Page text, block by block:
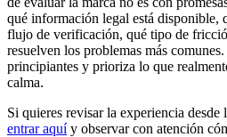
qué información legal está disponible,
flujo de verificación, qué tipo de
resuelven los problemas más
principiantes y prioriza lo que
calma.
Si quieres revisar la experiencia
entrar aquíy observar con atención